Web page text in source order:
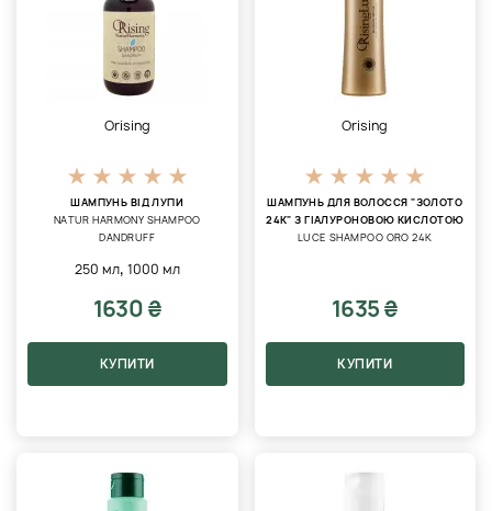
Orising
ШАМПУНЬ ВІД ЛУПИ
NATUR HARMONY SHAMPOO
DANDRUFF
250 мл, 1000 мл
1630 ₴
КУПИТИ
Orising
ШАМПУНЬ ДЛЯ ВОЛОССЯ "ЗОЛОТО
24К" З ГІАЛУРОНОВОЮ КИСЛОТОЮ
LUCE SHAMPOO ORO 24K
1635 ₴
КУПИТИ